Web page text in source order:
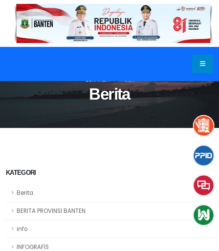
Berita
BERANDA INDEX
KATEGORI
Berita
BERITA PROVINSI BANTEN
info
INFOGRAFIS